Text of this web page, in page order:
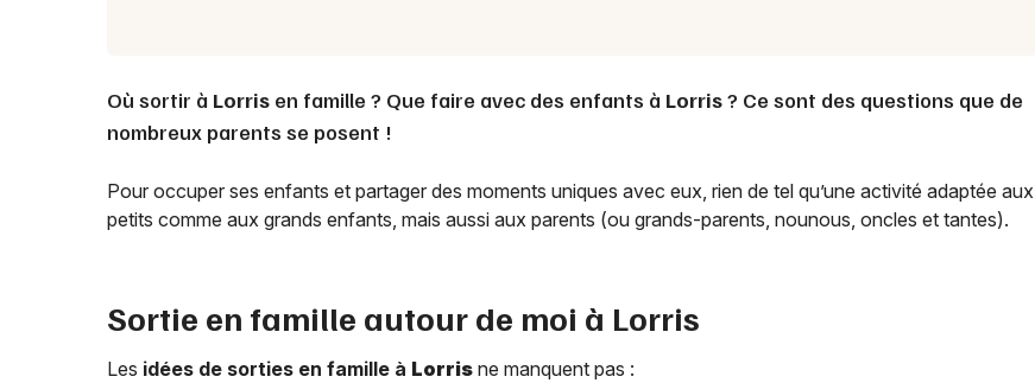
Où sortir à Lorris en famille ? Que faire avec des enfants à Lorris? Ce sont des questions que de
nombreux parents se posent !
Pour occuper ses enfants et partager des moments uniques avec eux, rien de tel qu’une activité adaptée aux
petits comme aux grands enfants, mais aussi aux parents (ou grands-parents, nounous, oncles et tantes).
Sortie en famille autour de moi à Lorris
Les idées de sorties en famille à Lorris ne manquent pas :